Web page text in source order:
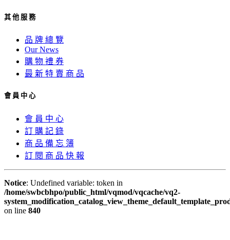
其 他 服 務
品 牌 總 覽
Our News
購 物 禮 券
最 新 特 賣 商 品
會 員 中 心
會 員 中 心
訂 購 記 錄
商 品 備 忘 簿
訂 閱 商 品 快 報
Notice: Undefined variable: token in
/home/swbcbhpo/public_html/vqmod/vqcache/vq2-
on line 840